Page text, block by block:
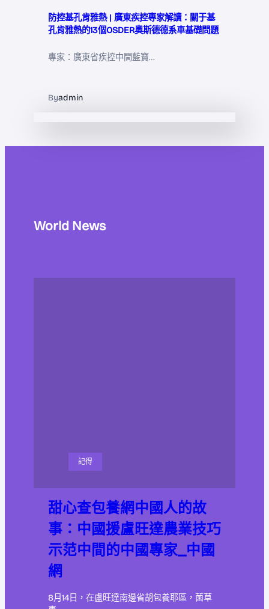
防控基孔肯雅熱 | 廣東疾控專家解讀：關于基
孔肯雅熱的13個OSDER奧斯德德系車基礎問題
專家：廣東省疾控中間藍寶…
Byadmin
World News
記得
甜心查包養網中國人的故
事：中國援盧旺達農業技巧
示范中間的中國專家_中國
網
8月14日，在盧旺達南邊省胡包養耶區，菌草